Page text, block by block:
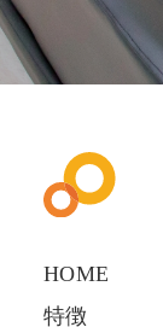
HOME
特徴